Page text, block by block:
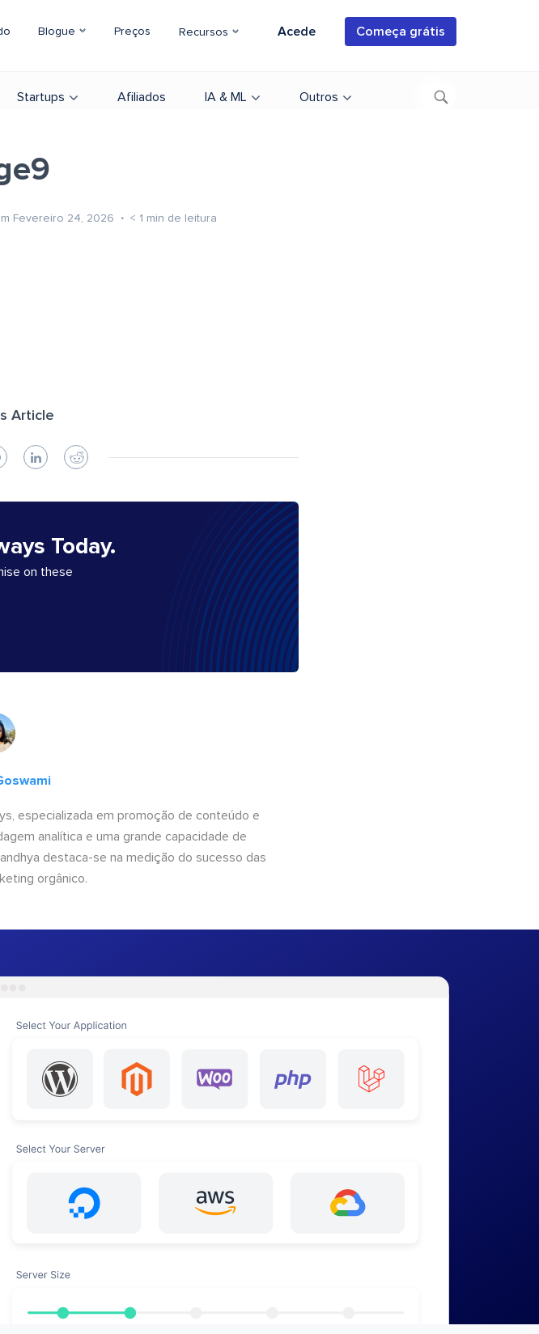
Blogue Preços Recursos Acede Começa grátis
Startups Afiliados IA & ML Outros
Fevereiro 24, 2026 < 1 min de leitura
Article
Today.
on these
especializada em promoção de conteúdo e
analítica e uma grande capacidade de
destaca-se na medição do sucesso das
orgânico.